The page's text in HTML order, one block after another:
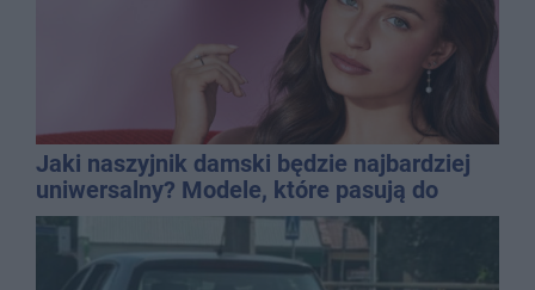
Jaki naszyjnik damski będzie najbardziej
uniwersalny? Modele, które pasują do
wielu stylizacji